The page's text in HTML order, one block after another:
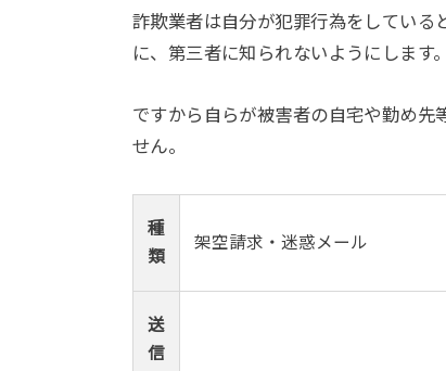
詐欺業者は自分が犯罪行為をしている
に、第三者に知られないようにします。
ですから自らが被害者の自宅や勤め先
せん。
種
類
架空請求・迷惑メール
送
信